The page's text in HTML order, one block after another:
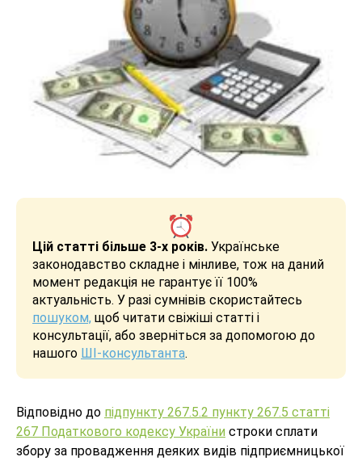
Цій статті більше 3-х років. Українське
законодавство складне і мінливе, тож на даний
момент редакція не гарантує її 100%
актуальність. У разі сумнівів скористайтесь
пошуком, щоб читати свіжіші статті і
консультації, або зверніться за допомогою до
нашого ШІ-консультанта.
Відповідно до підпункту 267.5.2 пункту 267.5 статті
267 Податкового кодексу України строки сплати
збору за провадження деяких видів підприємницької